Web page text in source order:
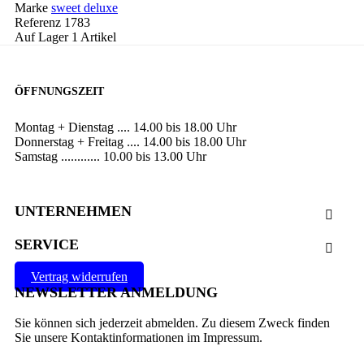
Marke sweet deluxe
Referenz 1783
Auf Lager 1 Artikel
ÖFFNUNGSZEIT
Montag + Dienstag .... 14.00 bis 18.00 Uhr
Donnerstag + Freitag .... 14.00 bis 18.00 Uhr
Samstag ............ 10.00 bis 13.00 Uhr
UNTERNEHMEN 
SERVICE 
Vertrag widerrufen
NEWSLETTER ANMELDUNG
Sie können sich jederzeit abmelden. Zu diesem Zweck finden
Sie unsere Kontaktinformationen im Impressum.